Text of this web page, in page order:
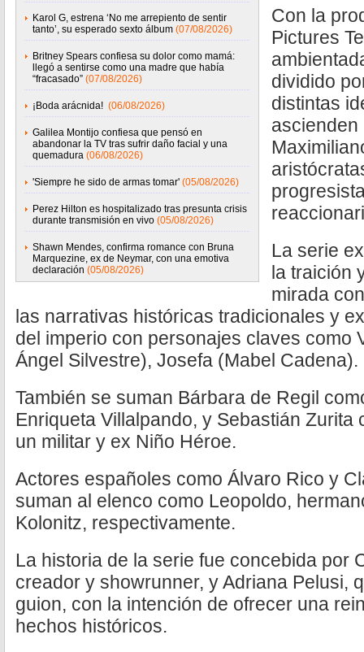
Karol G, estrena ‘No me arrepiento de sentir
tanto’, su esperado sexto álbum (07/08/2026)
Britney Spears confiesa su dolor como mamá:
llegó a sentirse como una madre que había
“fracasado” (07/08/2026)
¡Boda arácnida! (06/08/2026)
Galilea Montijo confiesa que pensó en
abandonar la TV tras sufrir daño facial y una
quemadura (06/08/2026)
'Siempre he sido de armas tomar' (05/08/2026)
Perez Hilton es hospitalizado tras presunta crisis
durante transmisión en vivo (05/08/2026)
Shawn Mendes, confirma romance con Bruna
Marquezine, ex de Neymar, con una emotiva
declaración (05/08/2026)
Con la
Pictures
dividido
distintas
ascienden
La serie
la traición
mirada
las narrativas históricas tradicionales y
del imperio con personajes claves como
Ángel Silvestre), Josefa (Mabel Cadena).
También se suman Bárbara de Regil
Enriqueta Villalpando, y Sebastián
un militar y ex Niño Héroe.
Actores españoles como Álvaro Rico y
suman al elenco como Leopoldo,
Kolonitz, respectivamente.
La historia de la serie fue concebida por
creador y showrunner, y Adriana Pelusi,
guion, con la intención de ofrecer una
hechos históricos.